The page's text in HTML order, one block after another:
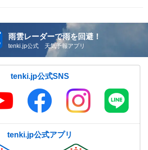
雨雲レーダーで雨を回避！
tenki.jp公式 天気予報アプリ
tenki.jp公式SNS
tenki.jp公式アプリ